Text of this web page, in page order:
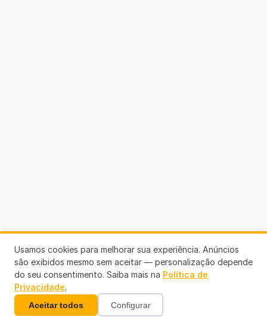
Colaboradores
Usamos cookies para melhorar sua experiência. Anúncios
são exibidos mesmo sem aceitar — personalização depende
do seu consentimento. Saiba mais na Política de
Privacidade.
Aceitar todos Configurar